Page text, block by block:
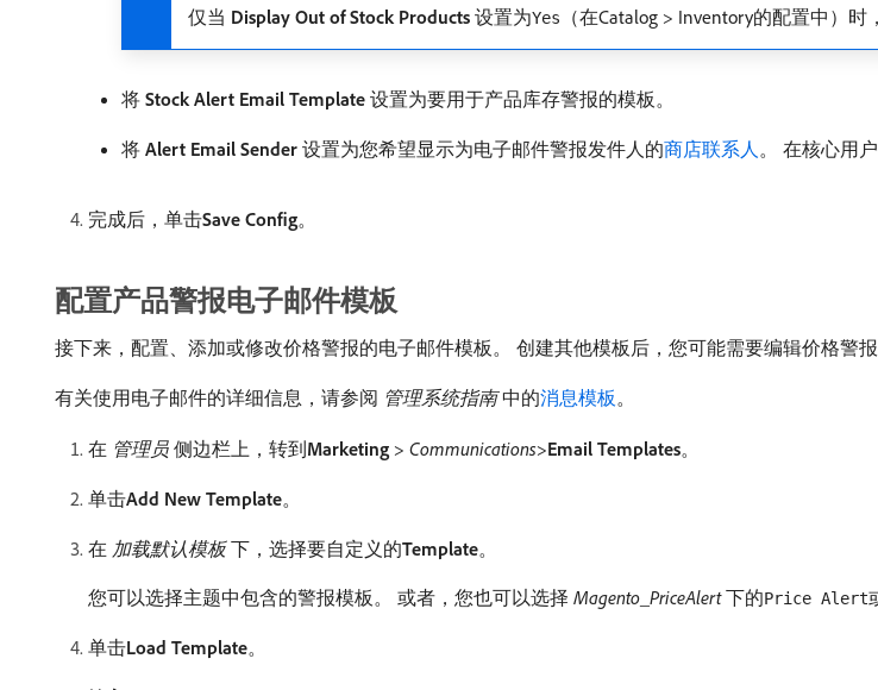
仅当​ Display Out of Stock Products ​设置为Yes （在Catalog > Inventory的配置中）时，
将​ Stock Alert Email Template ​设置为要用于产品库存警报的模板。
将​ Alert Email Sender ​设置为您希望显示为电子邮件警报发件人的商店联系人。 在核心用
完成后，单击​Save Config。
配置产品警报电子邮件模板
接下来，配置、添加或修改价格警报的电子邮件模板。 创建其他模板后，您可能需要编辑价格警报
有关使用电子邮件的详细信息，请参阅​ 管理系统指南​中的消息模板。
在​ 管理员 ​侧边栏上，转到​Marketing > Communications>Email Templates。
单击​Add New Template。
在​ 加载默认模板​下，选择要自定义的​Template。
您可以选择主题中包含的警报模板。 或者，您也可以选择​ Magento_PriceAlert​下的Price Alert
单击​Load Template。